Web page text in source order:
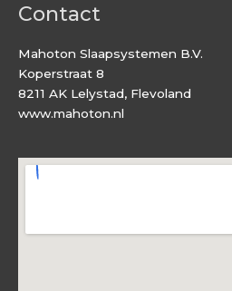
Contact
Mahoton Slaapsystemen B.V.
Koperstraat 8
8211 AK Lelystad, Flevoland
www.mahoton.nl